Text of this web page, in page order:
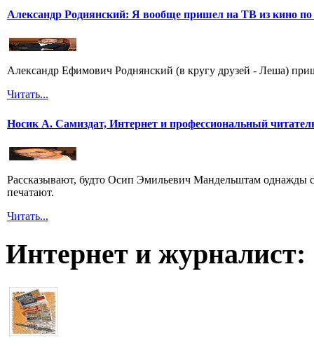
Александр Роднянский: Я вообще пришел на ТВ из кино по
Александр Ефимович Роднянский (в кругу друзей - Леша)
Читать...
Носик А. Самиздат, Интернет и профессиональный
Рассказывают, будто Осип Эмильевич Мандельштам однажды
печатают.
Читать...
Интернет и журналист: